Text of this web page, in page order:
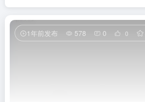
1年前发布 578 0 0